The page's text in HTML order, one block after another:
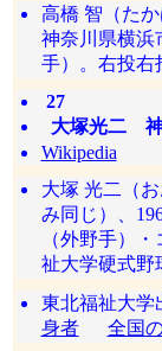
高橋 智（たか
神奈川県横浜
手）。右投右
27
大塚光二
Wikipedia
大塚 光二（
み同じ）、
（外野手）
祉大学硬式野
東北福祉大
身者
全国